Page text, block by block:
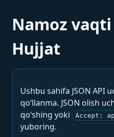
Namoz
Hujjat
Ushbu sahifa JSON API
qo‘llanma. JSON olish
qo‘shing yoki Accept:
yuboring.